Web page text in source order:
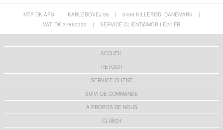
MTP DK APS | KARLEBOVEJ 59 | 3400 HILLERØD, DANEMARK
|
VAT: DK 37860220
| SERVICE.CLIENT@MOBILE24.FR
ACCUEIL
RETOUR
SERVICE CLIENT
SUIVI DE COMMANDE
A PROPOS DE NOUS
CLUB24